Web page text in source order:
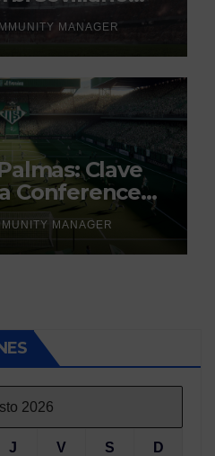
que genera
MANAGER
Clave
Conference
MANAGER
2026
J V S D